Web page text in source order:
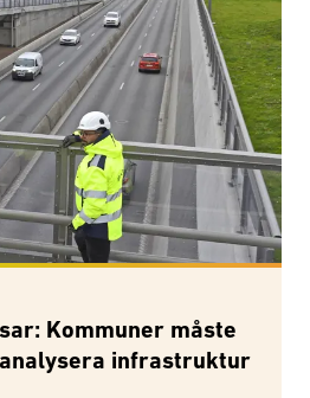
Kommuner måste
infrastruktur